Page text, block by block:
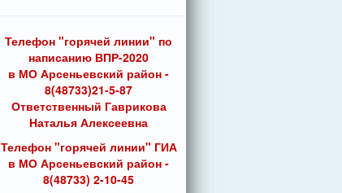
Телефон "горячей линии" по
написанию ВПР-2020
в МО Арсеньевский район -
8(48733)21-5-87
Ответственный Гаврикова
Наталья Алексеевна
Телефон "горячей линии" ГИА
в МО Арсеньевский район -
8(48733) 2-10-45